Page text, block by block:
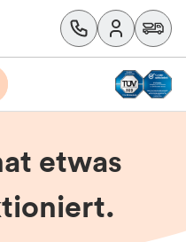
etwas